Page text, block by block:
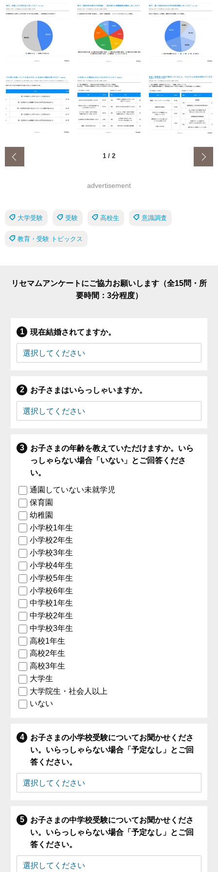
1 / 2
advertisement
大学受験 受験 高校生 意識調査
教育・受験 トピックス
リセマムアンケートにご協力お願いします（全15問・所
要時間：3分程度）
現在結婚されてますか。
お子さまはいらっしゃいますか。
お子さまの年齢を教えていただけますか。いら
っしゃらない場合「いない」とご回答くださ
い。
通園していない未就学児
保育園
幼稚園
小学校1年生
小学校2年生
小学校3年生
小学校4年生
小学校5年生
小学校6年生
中学校1年生
中学校2年生
中学校3年生
高校1年生
高校2年生
高校3年生
大学生
大学院生・社会人以上
いない
お子さまの小学校受験についてお聞かせくださ
い。いらっしゃらない場合「予定なし」とご回
答ください。
お子さまの中学校受験についてお聞かせくださ
い。いらっしゃらない場合「予定なし」とご回
答ください。